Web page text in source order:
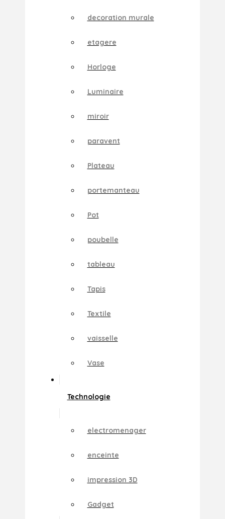
decoration murale
etagere
Horloge
Luminaire
miroir
paravent
Plateau
portemanteau
Pot
poubelle
tableau
Tapis
Textile
vaisselle
Vase
Technologie
electromenager
enceinte
impression 3D
Gadget